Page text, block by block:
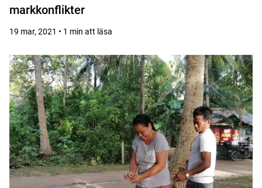
markkonflikter
19 mar, 2021 • 1 min att läsa